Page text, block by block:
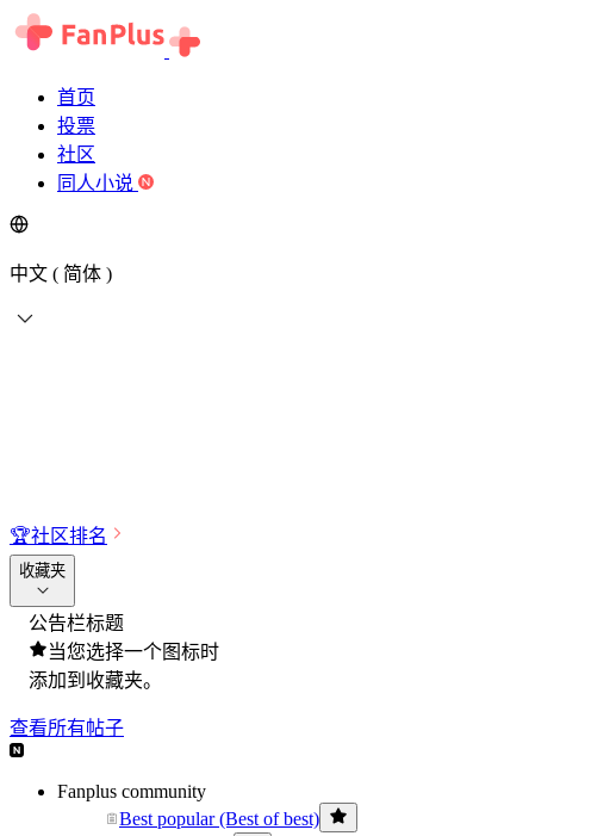
首页
投票
社区
同人小说
中文 ( 简体 )
🏆社区排名
收藏夹
公告栏标题
当您选择一个图标时
添加到收藏夹。
查看所有帖子
Fanplus community
Best popular (Best of best)